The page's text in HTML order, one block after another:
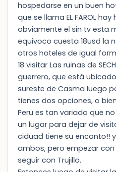
hospedarse en un buen
que se llama EL FAROL
obviamente el sin tv esta
equivoco cuesta 18usd la
otros hoteles de igual
18 visitar Las ruinas de
guerrero, que está
sureste de Casma luego
tienes dos opciones, o
Peru es tan variado que
un lugar para dejar de
ciduad tiene su encanto!!
ambos, pero empezar con
seguir con Trujillo.